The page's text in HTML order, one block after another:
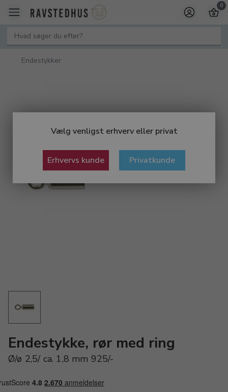
Vælg venligst erhverv eller privat
Erhvervs kunde Privatkunde
0
Endestykker
Endestykke, rør med ring
Ø/ø 2,5/ ca. 1,8 mm 925/-